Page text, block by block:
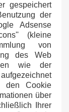
gespeichert
der
Adsense
(kleine
von
des Web
wie der
den Cookie
über
Ihrer